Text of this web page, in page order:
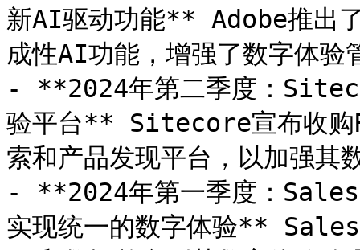
新AI驱动功能** Adobe推出
成性AI功能，增强了数字体验
- **2024年第二季度：
验平台** Sitecore宣布收
索和产品发现平台，以加强其
- **2024年第一季度：
实现统一的数字体验**